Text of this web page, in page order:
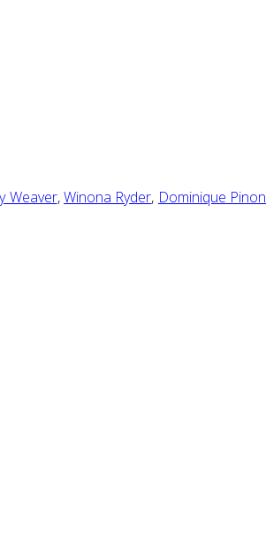
Weaver,Winona Ryder, Dominique Pinon